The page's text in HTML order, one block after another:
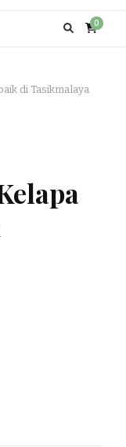
0
di Tasikmalaya